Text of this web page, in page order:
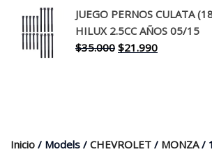
original
era:
$30.000.
actual
es:
$17.990.
JUEGO PERNOS CULATA
HILUX 2.5CC AÑOS 05/15
$35.000 El
$21.990El
Inicio / Models / CHEVROLET / MONZA/